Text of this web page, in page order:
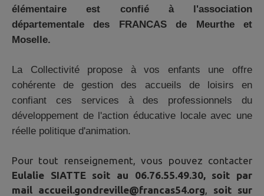
élémentaire est confié à l'association
départementale des FRANCAS de Meurthe et
Moselle.
La Collectivité propose à vos enfants une offre
cohérente de gestion des accueils de loisirs en
confiant ces services à des professionnels du
développement de l'action éducative locale avec une
réelle politique d'animation.
Pour tout renseignement, vous pouvez contacter
Eulalie SIATTE soit au 06.76.55.49.30, soit par
mail accueil.gondreville@francas54.org
soit sur